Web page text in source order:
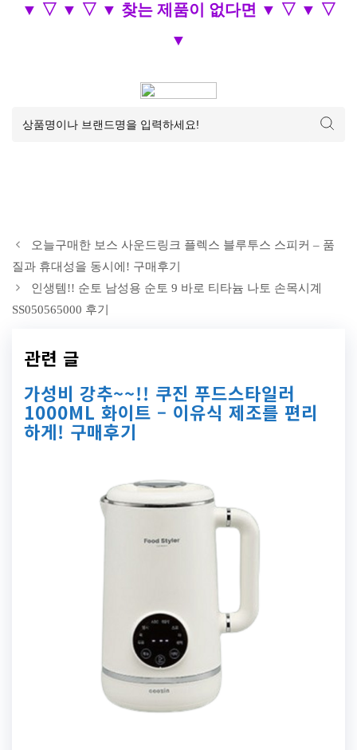
▼ ▽ ▼ ▽ ▼ 찾는 제품이 없다면 ▼ ▽ ▼ ▽
▼
오늘구매한 보스 사운드링크 플렉스 블루투스 스피커 – 품
질과 휴대성을 동시에! 구매후기
인생템!! 순토 남성용 순토 9 바로 티타늄 나토 손목시계
SS050565000 후기
관련 글
가성비 강추~~!! 쿠진 푸드스타일러
1000ML 화이트 – 이유식 제조를 편리
하게! 구매후기